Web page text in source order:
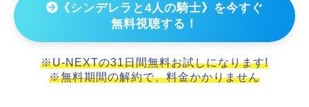
《シンデレラと4人の騎士》を今すぐ
無料視聴する！
※U-NEXTの31日間無料お試しになります!
※無料期間の解約で、料金かかりません